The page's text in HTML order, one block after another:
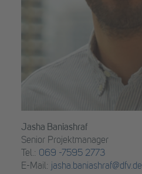
Jasha Baniashraf
Senior Projektmanager
Tel.: 069 -7595 2773
E-Mail: jasha.baniashraf@dfv.de